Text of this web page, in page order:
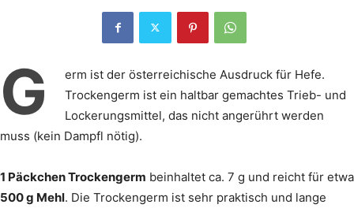
G
erm ist der österreichische Ausdruck für Hefe.
Trockengerm ist ein haltbar gemachtes Trieb- und
Lockerungsmittel, das nicht angerührt werden
muss (kein Dampfl nötig).
1 Päckchen Trockengerm beinhaltet ca. 7 g und reicht für etwa
500 g Mehl. Die Trockengerm ist sehr praktisch und lange